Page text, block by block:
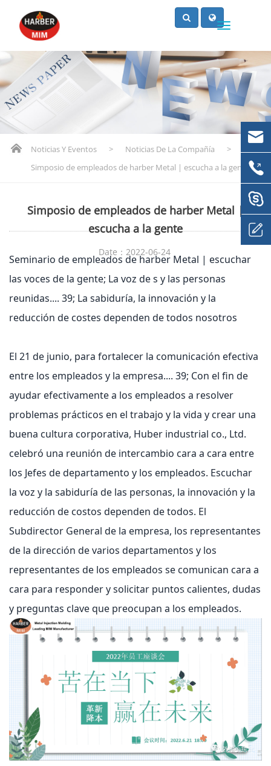
Noticias Y Eventos > Noticias De La Compañía
>
Simposio de empleados de harber Metal | escucha a la gente
Simposio de empleados de harber Metal |
escucha a la gente
Date：2022-06-24
Seminario de empleados de harber Metal | escuchar
las voces de la gente; La voz de s y las personas
reunidas.... 39; La sabiduría, la innovación y la
reducción de costes dependen de todos nosotros
El 21 de junio, para fortalecer la comunicación efectiva
entre los empleados y la empresa.... 39; Con el fin de
ayudar efectivamente a los empleados a resolver
problemas prácticos en el trabajo y la vida y crear una
buena cultura corporativa, Huber industrial co., Ltd.
celebró una reunión de intercambio cara a cara entre
los Jefes de departamento y los empleados. Escuchar
la voz y la sabiduría de las personas, la innovación y la
reducción de costos dependen de todos. El
Subdirector General de la empresa, los representantes
de la dirección de varios departamentos y los
representantes de los empleados se comunican cara a
cara para responder y solicitar puntos calientes, dudas
y preguntas clave que preocupan a los empleados.